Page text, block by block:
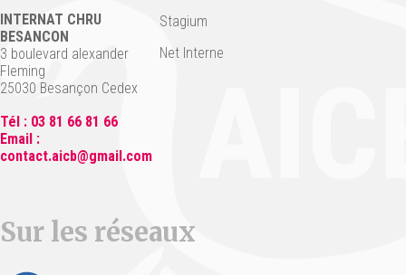
INTERNAT CHRU
BESANCON
3 boulevard alexander
Fleming
25030 Besançon Cedex
Tél : 03 81 66 81 66
Email :
contact.aicb@gmail.com
Stagium
Net Interne
Sur les réseaux